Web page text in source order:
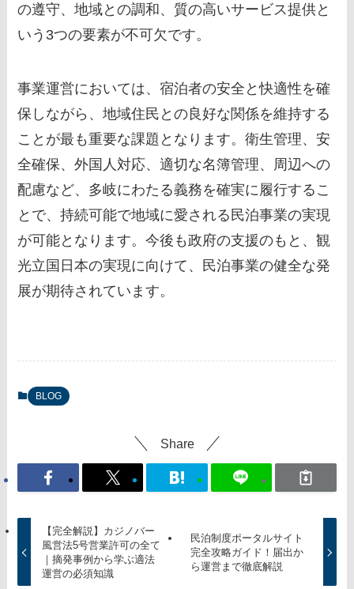
の遵守、地域との調和、質の高いサービス提供と
いう3つの要素が不可欠です。
事業運営においては、宿泊者の安全と快適性を確
保しながら、地域住民との良好な関係を維持する
ことが最も重要な課題となります。衛生管理、安
全確保、外国人対応、適切な名簿管理、周辺への
配慮など、多岐にわたる義務を確実に履行するこ
とで、持続可能で地域に愛される民泊事業の実現
が可能となります。今後も政府の支援のもと、観
光立国日本の実現に向けて、民泊事業の健全な発
展が期待されています。
BLOG
Share
【完全解説】カジノバー
風営法5号営業許可の全て
｜摘発事例から学ぶ適法
運営の必須知識
民泊制度ポータルサイト
完全攻略ガイド！届出か
ら運営まで徹底解説